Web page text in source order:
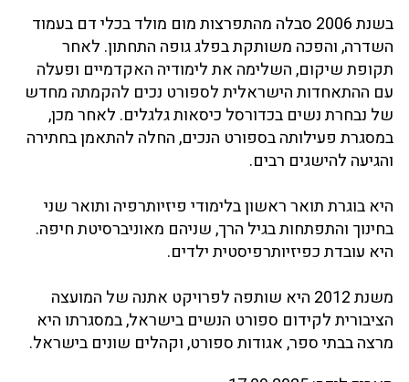
בשנת 2006 סבלה מהתפרצות מום מולד בכלי דם בעמוד
השדרה, והפכה משותקת בפלג גופה התחתון. לאחר
תקופת שיקום, השלימה את לימודיה האקדמיים ופעלה
עם ההתאחדות הישראלית לספורט נכים להקמתה מחדש
של נבחרת נשים בכדורסל כיסאות גלגלים. לאחר מכן,
במסגרת פעילותה בספורט הנכים, החלה להתאמן בחתירה
והגיעה להישגים רבים.
היא בוגרת תואר ראשון בלימודי פיזיותרפיה ותואר שני
בחינוך והתפתחות בגיל הרך, שניהם מאוניברסיטת חיפה.
היא עובדת כפיזיותרפיסטית ילדים.
משנת 2012 היא שותפה לפרויקט אתנה של המועצה
הציבורית לקידום ספורט הנשים בישראל, במסגרתו היא
מרצה בבתי ספר, אגודות ספורט, וקהלים שונים בישראל.